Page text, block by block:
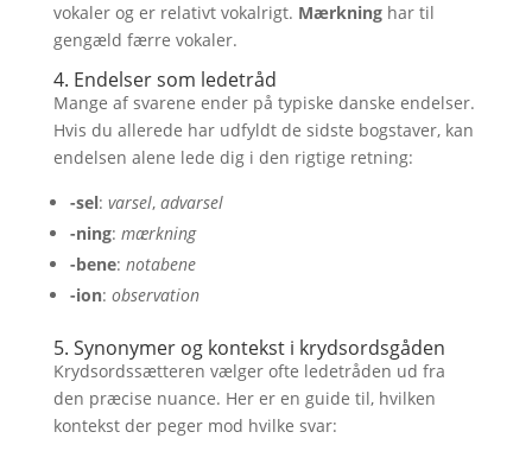
vokaler og er relativt vokalrigt. Mærkninghar til
gengæld færre vokaler.
4. Endelser som ledetråd
Mange af svarene ender på typiske danske endelser.
Hvis du allerede har udfyldt de sidste bogstaver, kan
endelsen alene lede dig i den rigtige retning:
-sel: varsel, advarsel
-ning: mærkning
-bene: notabene
-ion: observation
5. Synonymer og kontekst i krydsordsgåden
Krydsordssætteren vælger ofte ledetråden ud fra
den præcise nuance. Her er en guide til, hvilken
kontekst der peger mod hvilke svar: